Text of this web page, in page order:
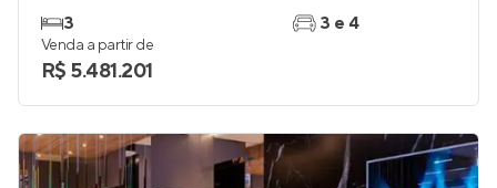
3
3 e 4
Venda a partir de
R$ 5.481.201